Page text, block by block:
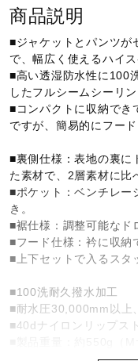
アウトドア
サポーター
健康／エク
ジュニア／
メディカル
コラボ／ラ
商品説明
■ジャケットとパンツが
で、幅広く使えるハイ
■高い透湿防水性に100
したフルシームシーリ
■コンパクトに収納でき
ですが、簡易的にフー
■裏側仕様：表地の裏に
た素材で、2層素材に比
■ポケット：ベンチレー
き。
■裾仕様：調整可能なド
■フード仕様：衿に収納
■上下セットで入るスタ
■100洗耐久撥水加工
■耐水圧30,000mm以
■40dナイロンリップス